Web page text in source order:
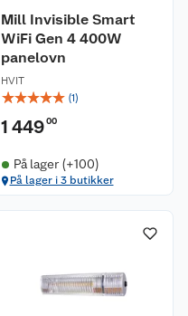
Mill Invisible Smart
WiFi Gen 4 400W
panelovn
HVIT
☆☆☆☆☆ (1)
1 44900
På lager (+100)
På lager i 3 butikker